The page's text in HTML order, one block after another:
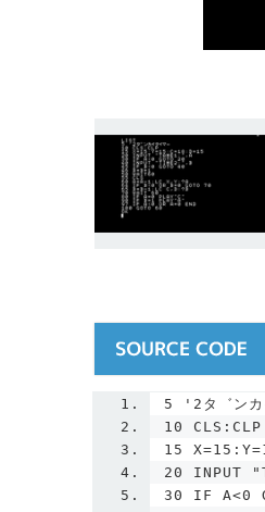
5
'2タ゛ンカ
10 CLS:CLP
15
20 INPUT
30 IF A<0